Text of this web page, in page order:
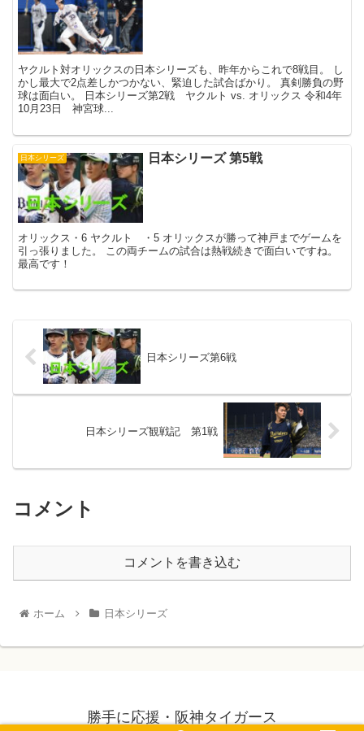
ヤクルト対オリックスの日本シリーズも、昨年からこれで8戦目。 し
かし最大で2点差しかつかない、緊迫した試合ばかり。 真剣勝負の野
球は面白い。 日本シリーズ第2戦 ヤクルト vs. オリックス 令和4年
10月23日 神宮球...
日本シリーズ 日本シリーズ 第5戦
オリックス・6 ヤクルト ・5 オリックスが勝って神戸までゲームを
引っ張りました。 この両チームの試合は熱戦続きで面白いですね。
最高です！
日本シリーズ第6戦
日本シリーズ観戦記 第1戦
コメント
コメントを書き込む
ホーム 日本シリーズ
勝手に応援・阪神タイガース